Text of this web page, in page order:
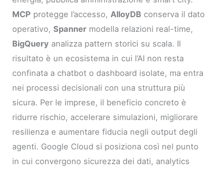
MCP protegge l’accesso, AlloyDB conserva il dato
operativo,Spanner modella relazioni real-time,
BigQuery analizza pattern storici su scala. Il
risultato è un ecosistema in cui l’AI non resta
confinata a chatbot o dashboard isolate, ma entra
nei processi decisionali con una struttura più
sicura. Per le imprese, il beneficio concreto è
ridurre rischio, accelerare simulazioni, migliorare
resilienza e aumentare fiducia negli output degli
agenti. Google Cloud si posiziona così nel punto
in cui convergono sicurezza dei dati, analytics